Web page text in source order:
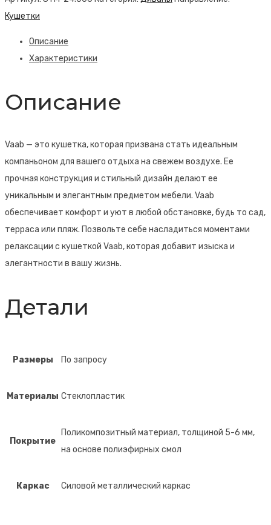
Кушетки
Описание
Характеристики
Описание
Vaab — это кушетка, которая призвана стать идеальным
компаньоном для вашего отдыха на свежем воздухе. Ее
прочная конструкция и стильный дизайн делают ее
уникальным и элегантным предметом мебели. Vaab
обеспечивает комфорт и уют в любой обстановке, будь то сад,
терраса или пляж. Позвольте себе насладиться моментами
релаксации с кушеткой Vaab, которая добавит изыска и
элегантности в вашу жизнь.
Детали
Размеры По запросу
Материалы Стеклопластик
Покрытие
Поликомпозитный материал, толщиной 5-6 мм,
на основе полиэфирных смол
Каркас Силовой металлический каркас